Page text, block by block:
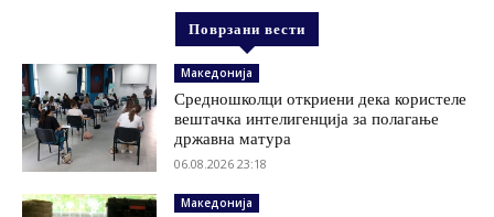
Поврзани вести
Македонија
Средношколци откриени дека користеле
вештачка интелигенција за полагање
државна матура
06.08.2026 23:18
Македонија